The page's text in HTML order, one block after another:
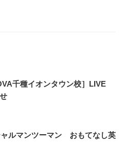
千種イオンタウン校］LIVE
ャルマンツーマン おもてなし英